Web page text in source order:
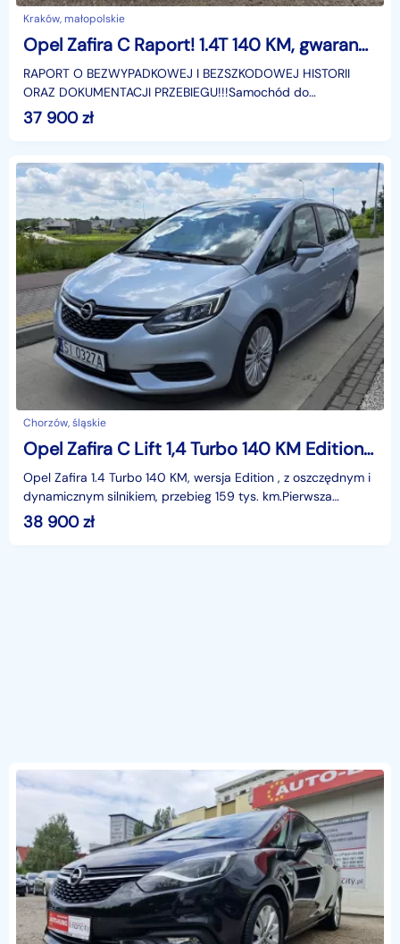
Kraków, małopolskie
Opel Zafira C Raport! 1.4T 140 KM, gwarancja, bogata wersja, ASO, stan wzorowy!
RAPORT O BEZWYPADKOWEJ I BEZSZKODOWEJ HISTORII
ORAZ DOKUMENTACJI PRZEBIEGU!!!Samochód do
oglądnięcia na naszym placu w Krakowie ul. Prądnicka 44a
(na przeciwko
37 900zł
Chorzów, śląskie
Opel Zafira C Lift 1,4 Turbo 140 KM Edition Bluetooth Tempomat Serwis Panorama
Opel Zafira 1.4 Turbo 140 KM, wersja Edition , z oszczędnym i
dynamicznym silnikiem, przebieg 159 tys. km.Pierwsza
rejestracja 26.09.2016Auto sprowadzone, pod w
38 900zł